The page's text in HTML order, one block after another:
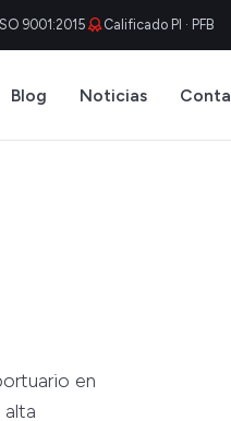
9001:2015 Calificado PI · PFB
Blog Noticias
en